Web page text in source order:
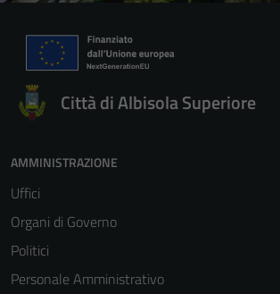
Città di Albisola Superiore
AMMINISTRAZIONE
Uffici
Organi di Governo
Politici
Personale Amministrativo